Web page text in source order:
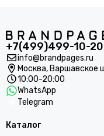
+7(499)499-10-20
info@brandpages.ru
Москва, Варшавское
10:00-20:00
WhatsApp
Telegram
Каталог